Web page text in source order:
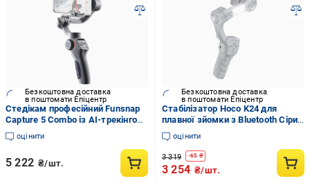
Безкоштовна доставка
в поштомати Епіцентр
Стедікам професійний Funsnap
Capture 5 Combo із AI-трекінгом
3-осьовий акумулятор 2х2600
мАг до 18 годин роботи
оцінити
5 222 ₴/шт.
Безкоштовна доставка
в поштомати Епіцентр
Стабілізатор Hoco K24 для
плавної зйомки з Bluetooth Сірий
(613352)
оцінити
3 319 -65 ₴
3 254 ₴/шт.